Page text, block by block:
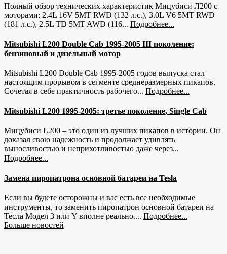
Полный обзор технических характеристик Мицубиси Л200 с
моторами: 2.4L 16V 5MT RWD (132 л.с.), 3.0L V6 5MT RWD
(181 л.с.), 2.5L TD 5MT AWD (116... Подробнее...
Mitsubishi L200 Double Cab 1995-2005 III поколение:
бензиновый и дизельный мотор
Mitsubishi L200 Double Cab 1995-2005 годов выпуска стал
настоящим прорывом в сегменте среднеразмерных пикапов.
Сочетая в себе практичность рабочего... Подробнее...
Mitsubishi L200 1995-2005: третье поколение, Single Cab
Мицубиси L200 – это один из лучших пикапов в истории. Он
доказал свою надежность и продолжает удивлять
выносливостью и неприхотливостью даже через...
Подробнее...
Замена пиропатрона основной батареи на Tesla
Если вы будете осторожны и вас есть все необходимые
инструменты, то заменить пиропатрон основной батареи на
Тесла Модел 3 или Y вполне реально.... Подробнее...
Больше новостей